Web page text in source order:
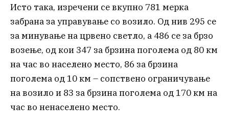
Исто така, изречени се вкупно 781 мерка
забрана за управување со возило. Од нив 295 се
за минување на црвено светло, а 486 се за брзо
возење, од кои 347 за брзина поголема од 80 км
на час во населено место, 86 за брзина
поголема од 10 км – сопствено ограничување
на возило и 83 за брзина поголема од 170 км на
час во ненаселено место.